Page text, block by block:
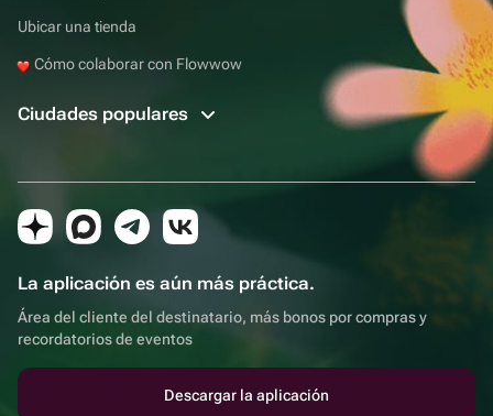
Ubicar una tienda
Cómo colaborar con Flowwow
Ciudades populares
La aplicación es aún más práctica.
Área del cliente del destinatario, más bonos por compras y
recordatorios de eventos
Descargar la aplicación